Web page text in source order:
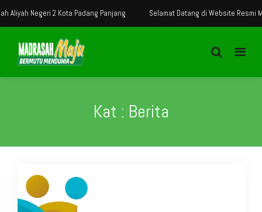
Padang Panjang Selamat Datang di Website Resmi Madrasah Aliyah
Kat : Berita